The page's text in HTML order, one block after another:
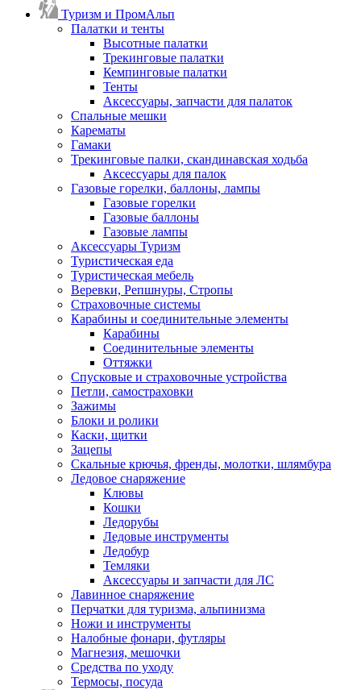
Туризм и ПромАльп
Палатки и тенты
Высотные палатки
Трекинговые палатки
Кемпинговые палатки
Тенты
Аксессуары, запчасти для палаток
Спальные мешки
Карематы
Гамаки
Трекинговые палки, скандинавская ходьба
Аксессуары для палок
Газовые горелки, баллоны, лампы
Газовые горелки
Газовые баллоны
Газовые лампы
Аксессуары Туризм
Туристическая еда
Туристическая мебель
Веревки, Репшнуры, Стропы
Страховочные системы
Карабины и соединительные элементы
Карабины
Соединительные элементы
Оттяжки
Спусковые и страховочные устройства
Петли, самостраховки
Зажимы
Блоки и ролики
Каски, щитки
Зацепы
Скальные крючья, френды, молотки, шлямбура
Ледовое снаряжение
Клювы
Кошки
Ледорубы
Ледовые инструменты
Ледобур
Темляки
Аксессуары и запчасти для ЛС
Лавинное снаряжение
Перчатки для туризма, альпинизма
Ножи и инструменты
Налобные фонари, футляры
Магнезия, мешочки
Средства по уходу
Термосы, посуда